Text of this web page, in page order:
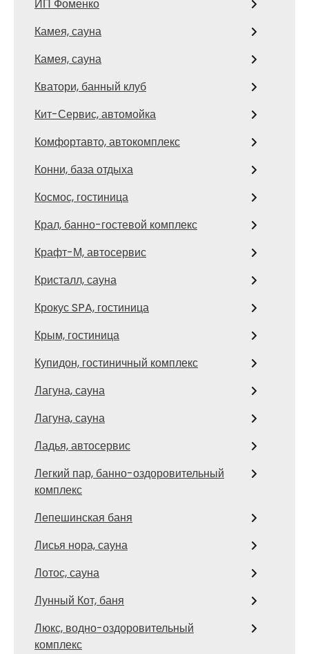
ИП Фоменко
Камея, сауна
Камея, сауна
Кватори, банный клуб
Кит-Сервис, автомойка
Комфортавто, автокомплекс
Конни, база отдыха
Космос, гостиница
Крал, банно-гостевой комплекс
Крафт-М, автосервис
Кристалл, сауна
Крокус SPA, гостиница
Крым, гостиница
Купидон, гостиничный комплекс
Лагуна, сауна
Лагуна, сауна
Ладья, автосервис
Легкий пар, банно-оздоровительный
комплекс
Лепешинская баня
Лисья нора, сауна
Лотос, сауна
Лунный Кот, баня
Люкс, водно-оздоровительный
комплекс